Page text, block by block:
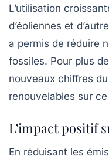
L’utilisation
d’éoliennes et
a permis de réduire
fossiles. Pour plus
nouveaux chiffres
renouvelables sur ce
L’impact positif
En réduisant les